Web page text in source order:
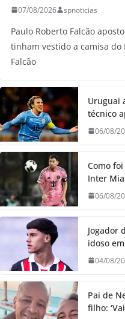
07/08/2026 spnoticias
Paulo Roberto Falcão
tinham vestido a camisa do
Falcão
Uruguai
técnico
06/08/
Como
Inter
06/08/
Jogador
idoso
04/08/
Pai de
filho: